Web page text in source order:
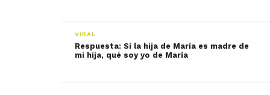
VIRAL
Respuesta: Si la hija de María es madre de
mi hija, qué soy yo de María